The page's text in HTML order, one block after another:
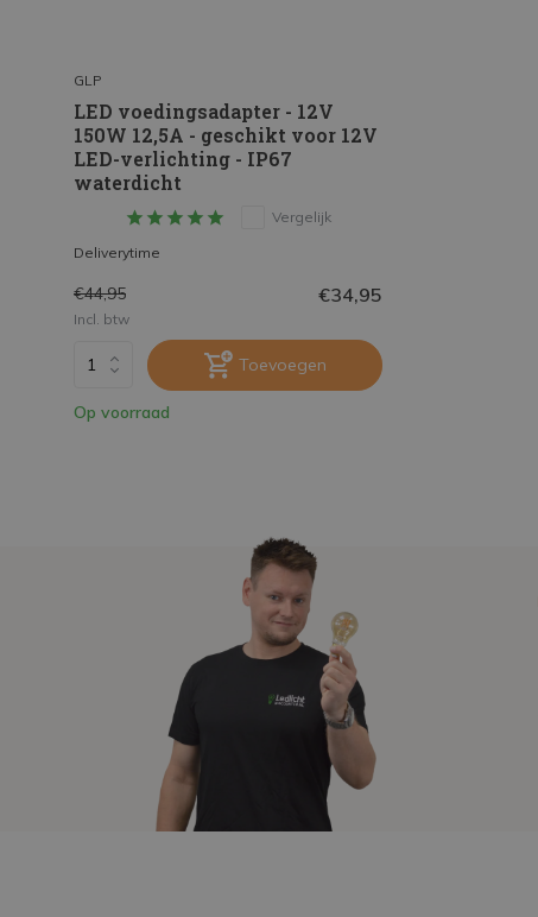
GLP
LED voedingsadapter - 12V
150W 12,5A - geschikt voor 12V
LED-verlichting - IP67
waterdicht
Vergelijk
Deliverytime
€44,95 €34,95
Incl. btw
Toevoegen
Op voorraad